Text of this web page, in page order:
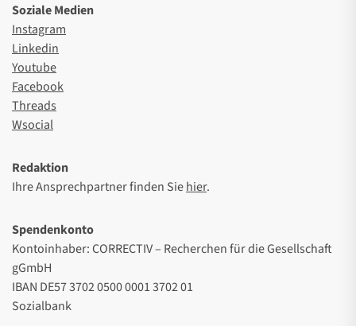
Soziale Medien
Instagram
Linkedin
Youtube
Facebook
Threads
Wsocial
Redaktion
Ihre Ansprechpartner finden Siehier.
Spendenkonto
Kontoinhaber: CORRECTIV – Recherchen für die Gesellschaft
gGmbH
IBAN DE57 3702 0500 0001 3702 01
Sozialbank